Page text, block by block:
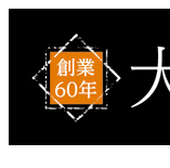
content
買取事例ブログ
ブランド品やバッ